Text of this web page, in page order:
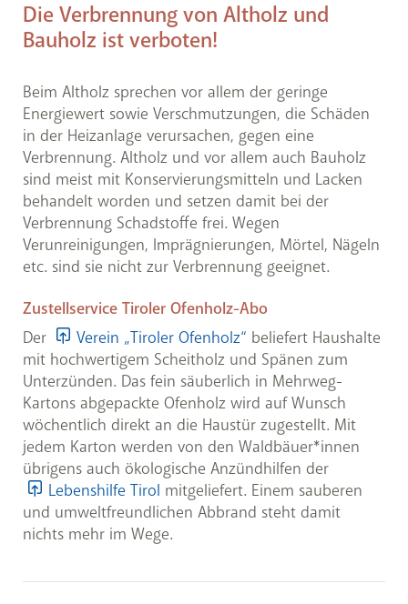
Die Verbrennung von Altholz und
Bauholz ist verboten!
Beim Altholz sprechen vor allem der geringe
Energiewert sowie Verschmutzungen, die Schäden
in der Heizanlage verursachen, gegen eine
Verbrennung. Altholz und vor allem auch Bauholz
sind meist mit Konservierungsmitteln und Lacken
behandelt worden und setzen damit bei der
Verbrennung Schadstoffe frei. Wegen
Verunreinigungen, Imprägnierungen, Mörtel, Nägeln
etc. sind sie nicht zur Verbrennung geeignet.
Zustellservice Tiroler Ofenholz-Abo
Der
Verein „Tiroler Ofenholz“ beliefert Haushalte
mit hochwertigem Scheitholz und Spänen zum
Unterzünden. Das fein säuberlich in Mehrweg-
Kartons abgepackte Ofenholz wird auf Wunsch
wöchentlich direkt an die Haustür zugestellt. Mit
jedem Karton werden von den Waldbäuer*innen
übrigens auch ökologische Anzündhilfen der
Lebenshilfe Tirol mitgeliefert. Einem sauberen
und umweltfreundlichen Abbrand steht damit
nichts mehr im Wege.